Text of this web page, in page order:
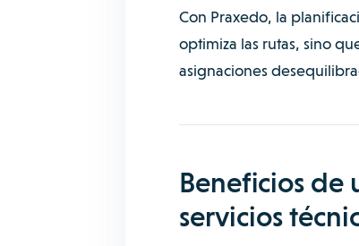
Con Praxedo, la
optimiza las rutas, sino
asignaciones
Beneficios de
servicios